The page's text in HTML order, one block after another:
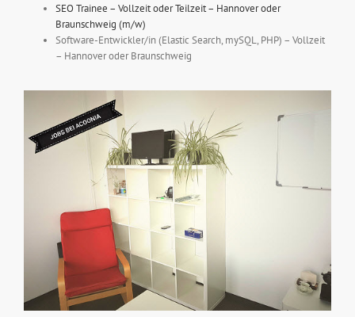
SEO Trainee – Vollzeit oder Teilzeit – Hannover oder
Braunschweig (m/w)
Software-Entwickler/in (Elastic Search, mySQL, PHP) – Vollzeit
– Hannover oder Braunschweig